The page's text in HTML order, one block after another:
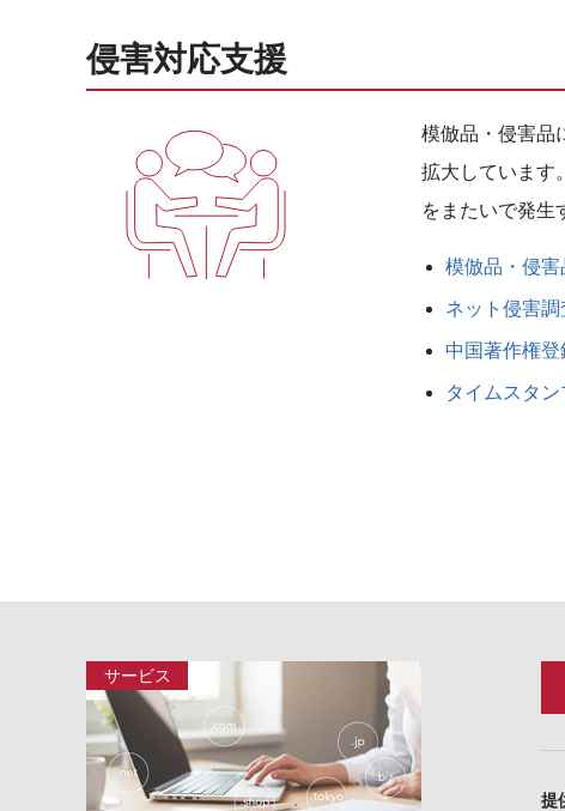
侵害対応支援
模倣品・侵害品
拡大しています
をまたいで発生
模倣品・侵害
ネット侵害調
中国著作権登
タイムスタ
提